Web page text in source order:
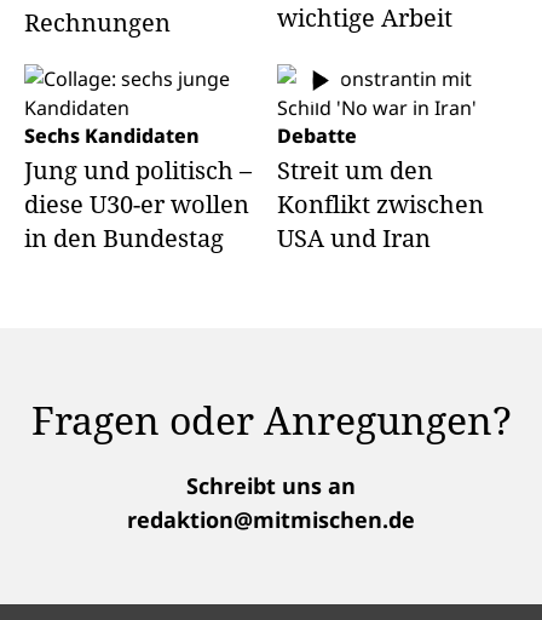
Rechnungen
wichtige Arbeit
Sechs Kandidaten
Jung und politisch –
diese U30-er wollen
in den Bundestag
Debatte
Streit um den
Konflikt zwischen
USA und Iran
Fragen oder Anregungen?
Schreibt uns an
redaktion@mitmischen.de